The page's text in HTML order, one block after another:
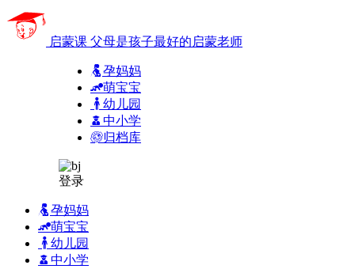
启蒙课 父母是孩子最好的启蒙老师
孕妈妈
萌宝宝
幼儿园
中小学
归档库
登录
孕妈妈
萌宝宝
幼儿园
中小学